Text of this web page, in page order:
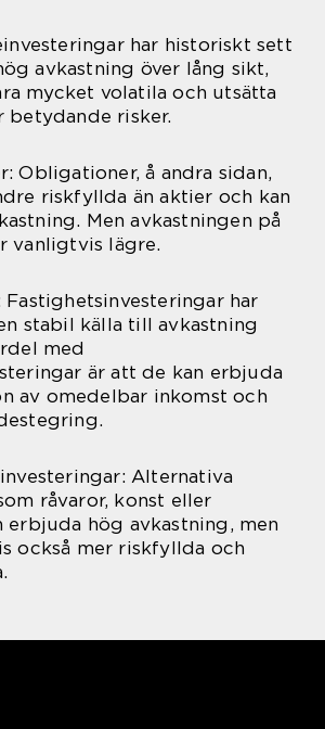
har historiskt sett
avkastning över lång sikt,
mycket volatila och utsätta
betydande risker.
Obligationer, å andra sidan,
riskfyllda än aktier och kan
Men avkastningen på
vanligtvis lägre.
Fastighetsinvesteringar har
stabil källa till avkastning
med
är att de kan erbjuda
av omedelbar inkomst och
Alternativa
råvaror, konst eller
erbjuda hög avkastning, men
också mer riskfyllda och